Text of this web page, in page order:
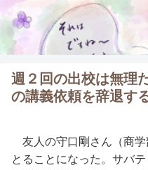
週２回の出校は無理
の講義依頼を辞退す
友人の守口剛さん（商学
とることになった。サバ